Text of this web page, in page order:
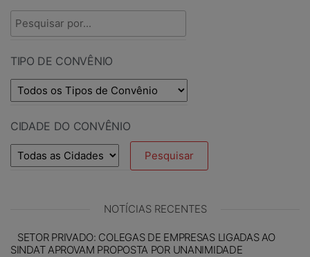
TIPO DE CONVÊNIO
CIDADE DO CONVÊNIO
NOTÍCIAS RECENTES
SETOR PRIVADO: COLEGAS DE EMPRESAS LIGADAS AO
SINDAT APROVAM PROPOSTA POR UNANIMIDADE